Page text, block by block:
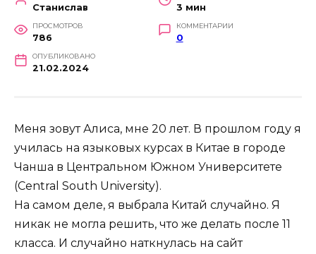
Станислав 3 мин
ПРОСМОТРОВ
786
КОММЕНТАРИИ
0
ОПУБЛИКОВАНО
21.02.2024
Меня зовут Алиса, мне 20 лет. В прошлом году я
училась на языковых курсах в Китае в городе
Чанша в Центральном Южном Университете
(Central South University).
На самом деле, я выбрала Китай случайно. Я
никак не могла решить, что же делать после 11
класса. И случайно наткнулась на сайт